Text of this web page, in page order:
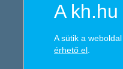
Az ágazatok közül
gyakorlatilag nem
A
A sütik a
érhető el